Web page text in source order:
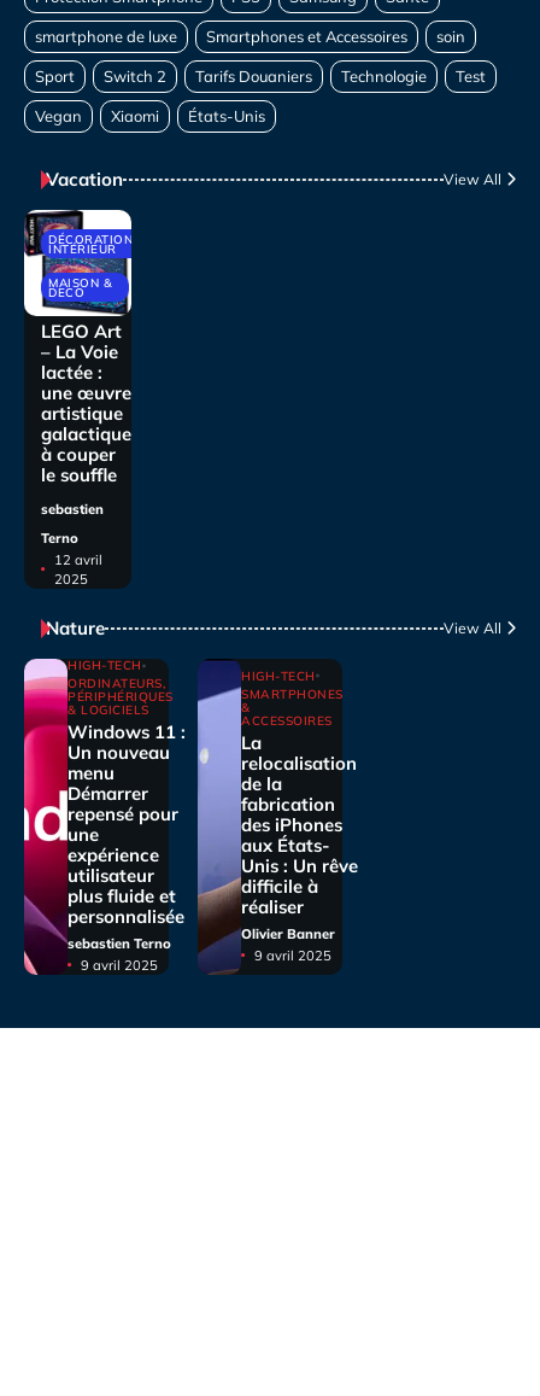
Vacation View All
DÉCORATIONS
INTÉRIEUR
MAISON &
DECO
LEGO Art
– La Voie
lactée :
une œuvre
artistique
galactique
à couper
le souffle
sebastien
Terno
12 avril
2025
Nature View All
HIGH-TECH
ORDINATEURS,
PÉRIPHÉRIQUES
& LOGICIELS
Windows 11 :
Un nouveau
menu
Démarrer
repensé pour
une
expérience
utilisateur
plus fluide et
personnalisée
sebastien Terno
9 avril 2025
HIGH-TECH
SMARTPHONES
&
ACCESSOIRES
La
relocalisation
de la
fabrication
des iPhones
aux États-
Unis : Un rêve
difficile à
réaliser
Olivier Banner
9 avril 2025